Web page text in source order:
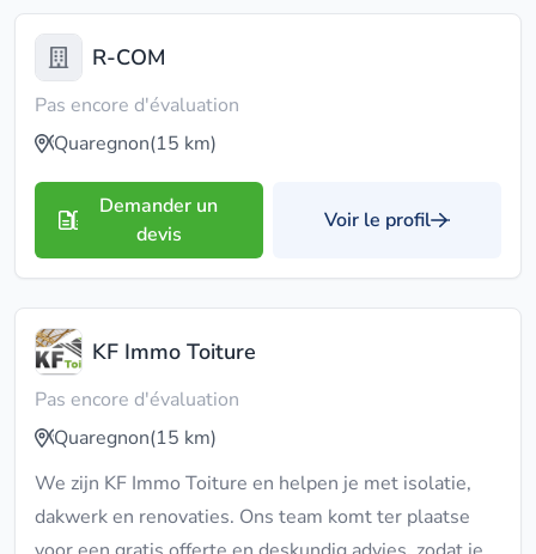
R-COM
Pas encore d'évaluation
Quaregnon(15 km)
Demander un
devis
Voir le profil
KF Immo Toiture
Pas encore d'évaluation
Quaregnon(15 km)
We zijn KF Immo Toiture en helpen je met isolatie,
dakwerk en renovaties. Ons team komt ter plaatse